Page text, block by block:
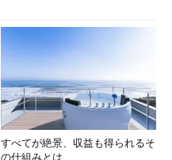
すべてが絶景、収益も得られるそ
の仕組みとは